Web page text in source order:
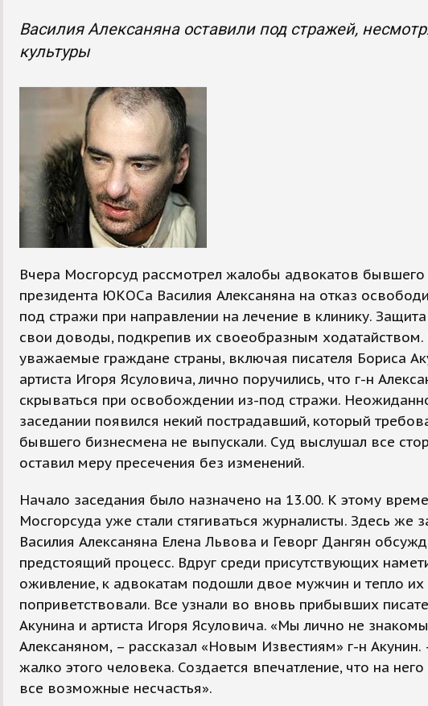
Василия Алексаняна оставили под стражей,
культуры
Вчера Мосгорсуд рассмотрел жалобы адвокатов
президента ЮКОСа Василия Алексаняна на отказ
под стражи при направлении на лечение в клинику.
свои доводы, подкрепив их своеобразным ходатайством.
уважаемые граждане страны, включая писателя Бориса
артиста Игоря Ясуловича, лично поручились, что г-н
скрываться при освобождении из-под стражи.
заседании появился некий пострадавший, который
бывшего бизнесмена не выпускали. Суд выслушал все
оставил меру пресечения без изменений.
Начало заседания было назначено на 13.00. К этому
Мосгорсуда уже стали стягиваться журналисты. Здесь же
Василия Алексаняна Елена Львова и Геворг Дангян
предстоящий процесс. Вдруг среди присутствующих
оживление, к адвокатам подошли двое мужчин и тепло их
поприветствовали. Все узнали во вновь прибывших
Акунина и артиста Игоря Ясуловича. «Мы лично не
Алексаняном, – рассказал «Новым Известиям» г-н
жалко этого человека. Создается впечатление, что на него
все возможные несчастья».